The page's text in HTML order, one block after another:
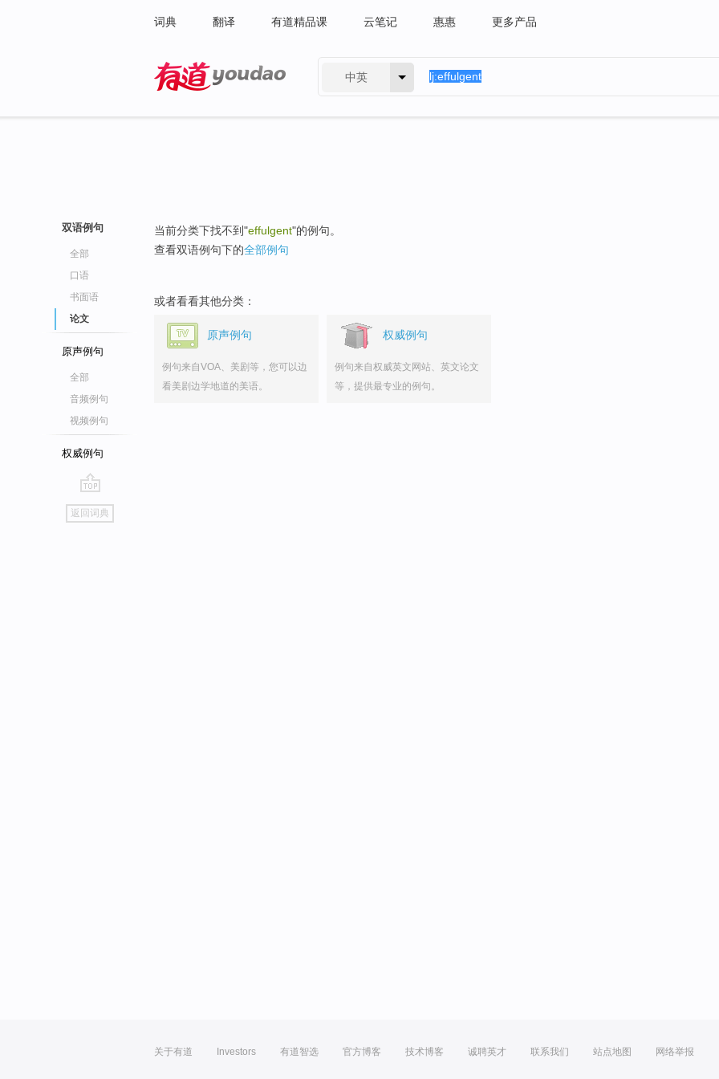
词典 翻译 有道精品课 云笔记 惠惠 更多产品
中英
双语例句
全部
口语
书面语
论文
原声例句
全部
音频例句
视频例句
权威例句
go
top
返回词典
当前分类下找不到"effulgent"的例句。
查看双语例句下的全部例句
或者看看其他分类：
原声例句
例句来自VOA、美剧等，您可以边
看美剧边学地道的美语。
权威例句
例句来自权威英文网站、英文论文
等，提供最专业的例句。
关于有道 Investors 有道智选 官方博客 技术博客 诚聘英才 联系我们 站点地图 网络举报